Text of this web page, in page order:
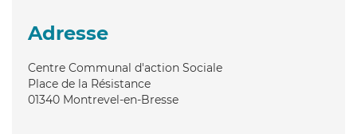
Adresse
Centre Communal d'action Sociale
Place de la Résistance
01340 Montrevel-en-Bresse